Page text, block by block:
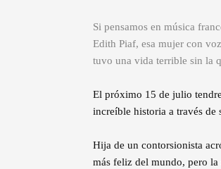
Si pensamos en música
Edith Piaf, esa mujer con
tuvo una vida terrible sin la
El próximo 15 de julio
increíble historia a través de
Hija de un contorsionista
más feliz del mundo, pero la